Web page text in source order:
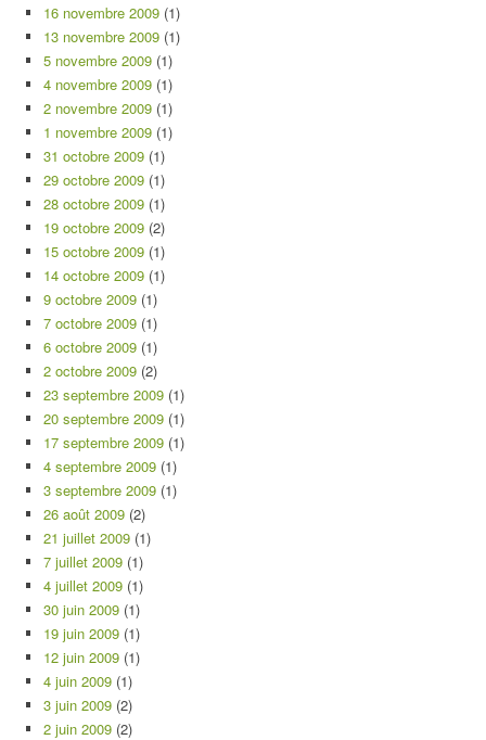
16 novembre 2009 (1)
13 novembre 2009 (1)
5 novembre 2009 (1)
4 novembre 2009 (1)
2 novembre 2009 (1)
1 novembre 2009 (1)
31 octobre 2009 (1)
29 octobre 2009 (1)
28 octobre 2009 (1)
19 octobre 2009 (2)
15 octobre 2009 (1)
14 octobre 2009 (1)
9 octobre 2009 (1)
7 octobre 2009 (1)
6 octobre 2009 (1)
2 octobre 2009 (2)
23 septembre 2009 (1)
20 septembre 2009 (1)
17 septembre 2009 (1)
4 septembre 2009 (1)
3 septembre 2009 (1)
26 août 2009 (2)
21 juillet 2009 (1)
7 juillet 2009 (1)
4 juillet 2009 (1)
30 juin 2009 (1)
19 juin 2009 (1)
12 juin 2009 (1)
4 juin 2009 (1)
3 juin 2009 (2)
2 juin 2009 (2)